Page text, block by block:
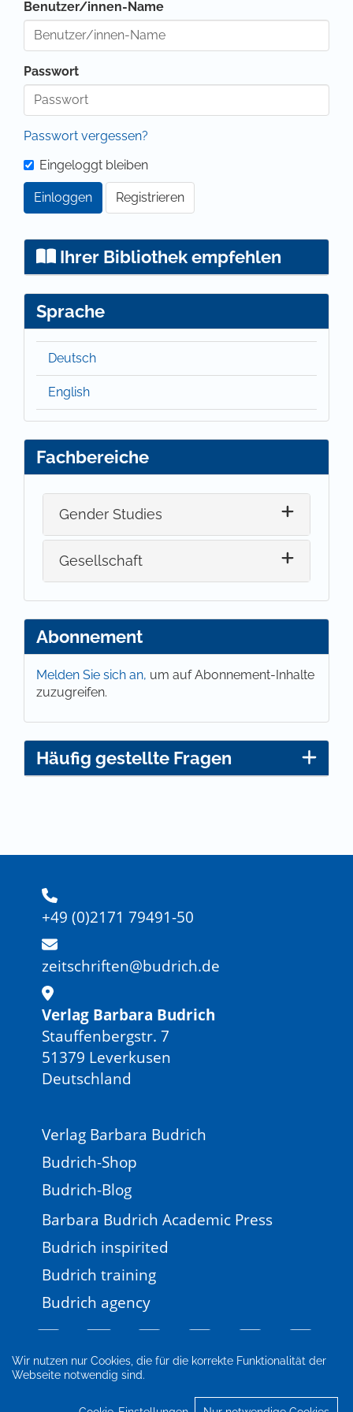
Wir nutzen nur Cookies, die für die korrekte Funktionalität der
Webseite notwendig sind.
Benutzer/innen-Name
Passwort
Passwort vergessen?
Eingeloggt bleiben
Einloggen Registrieren
Ihrer Bibliothek empfehlen
Sprache
Deutsch
English
Fachbereiche
Gender Studies
Gesellschaft
Abonnement
Melden Sie sich an, um auf Abonnement-Inhalte
zuzugreifen.
Häufig gestellte Fragen
+49 (0)2171 79491-50
zeitschriften@budrich.de
Verlag Barbara Budrich
Stauffenbergstr. 7
51379 Leverkusen
Deutschland
Verlag Barbara Budrich
Budrich-Shop
Budrich-Blog
Barbara Budrich Academic Press
Budrich inspirited
Budrich training
Budrich agency
Impressum